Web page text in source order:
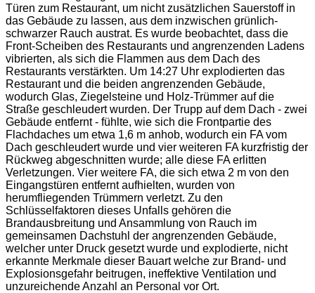
Türen zum Restaurant, um nicht zusätzlichen Sauerstoff in
das Gebäude zu lassen, aus dem inzwischen grünlich-
schwarzer Rauch austrat. Es wurde beobachtet, dass die
Front-Scheiben des Restaurants und angrenzenden Ladens
vibrierten, als sich die Flammen aus dem Dach des
Restaurants verstärkten. Um 14:27 Uhr explodierten das
Restaurant und die beiden angrenzenden Gebäude,
wodurch Glas, Ziegelsteine und Holz-Trümmer auf die
Straße geschleudert wurden. Der Trupp auf dem Dach - zwei
Gebäude entfernt - fühlte, wie sich die Frontpartie des
Flachdaches um etwa 1,6 m anhob, wodurch ein FA vom
Dach geschleudert wurde und vier weiteren FA kurzfristig der
Rückweg abgeschnitten wurde; alle diese FA erlitten
Verletzungen. Vier weitere FA, die sich etwa 2 m von den
Eingangstüren entfernt aufhielten, wurden von
herumfliegenden Trümmern verletzt. Zu den
Schlüsselfaktoren dieses Unfalls gehören die
Brandausbreitung und Ansammlung von Rauch im
gemeinsamen Dachstuhl der angrenzenden Gebäude,
welcher unter Druck gesetzt wurde und explodierte, nicht
erkannte Merkmale dieser Bauart welche zur Brand- und
Explosionsgefahr beitrugen, ineffektive Ventilation und
unzureichende Anzahl an Personal vor Ort.